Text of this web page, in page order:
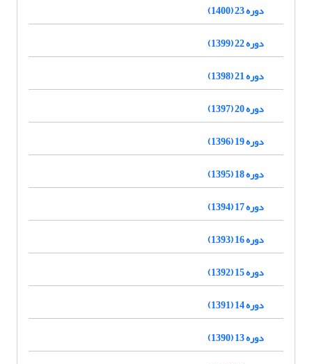
دوره 23 (1400)
دوره 22 (1399)
دوره 21 (1398)
دوره 20 (1397)
دوره 19 (1396)
دوره 18 (1395)
دوره 17 (1394)
دوره 16 (1393)
دوره 15 (1392)
دوره 14 (1391)
دوره 13 (1390)